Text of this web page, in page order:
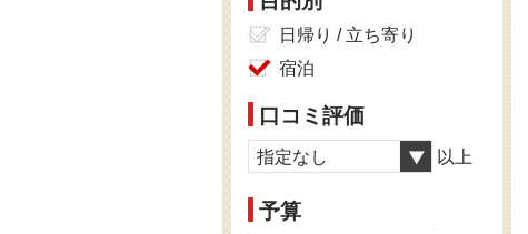
日帰り / 立ち寄り
宿泊
口コミ評価
指定なし 以上
予算